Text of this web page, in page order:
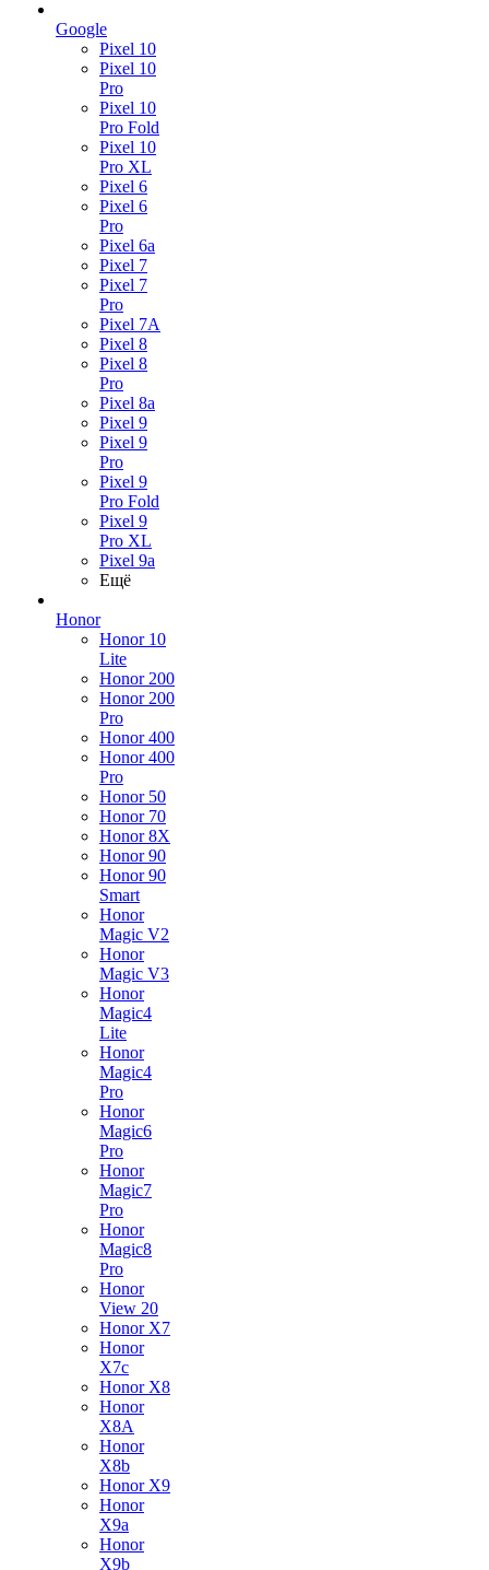
Google
Pixel 10
Pixel 10
Pro
Pixel 10
Pro Fold
Pixel 10
Pro XL
Pixel 6
Pixel 6
Pro
Pixel 6a
Pixel 7
Pixel 7
Pro
Pixel 7A
Pixel 8
Pixel 8
Pro
Pixel 8a
Pixel 9
Pixel 9
Pro
Pixel 9
Pro Fold
Pixel 9
Pro XL
Pixel 9a
Ещё
Honor
Honor 10
Lite
Honor 200
Honor 200
Pro
Honor 400
Honor 400
Pro
Honor 50
Honor 70
Honor 8X
Honor 90
Honor 90
Smart
Honor
Magic V2
Honor
Magic V3
Honor
Magic4
Lite
Honor
Magic4
Pro
Honor
Magic6
Pro
Honor
Magic7
Pro
Honor
Magic8
Pro
Honor
View 20
Honor X7
Honor
X7c
Honor X8
Honor
X8A
Honor
X8b
Honor X9
Honor
X9a
Honor
X9b